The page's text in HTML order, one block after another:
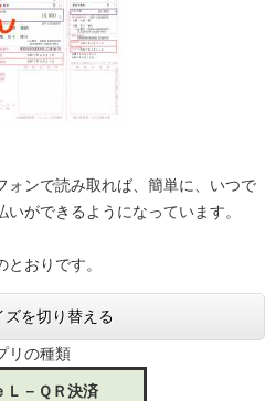
ンで読み取れば、簡単に、いつで
ができるようになっています。
おりです。
ズを切り替える
リの種類
Ｌ－ＱＲ決済